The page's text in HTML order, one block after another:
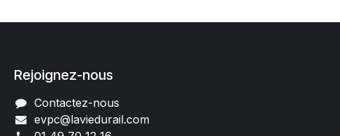
Rejoignez-nous
Contactez-nous
evpc@laviedurail.com